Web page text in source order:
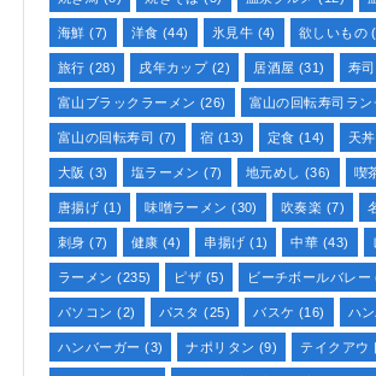
海鮮 (7) 洋食 (44) 氷見牛 (4) 欲しいもの
旅行 (28) 戌年カップ(2) 居酒屋 (31) 寿司
富山ブラックラーメン (26) 富山の回転寿司ラン
富山の回転寿司 (7) 宿 (13) 定食 (14) 天丼
大阪 (3) 塩ラーメン (7) 地元めし (36) 喫
唐揚げ (1) 味噌ラーメン (30) 吹奏楽 (7)
刺身 (7) 健康 (4) 串揚げ (1) 中華 (43)
ラーメン (235) ピザ (5) ビーチボールバレー
パソコン (2) パスタ (25) バスケ (16) ハ
ハンバーガー (3) ナポリタン (9) テイクアウ